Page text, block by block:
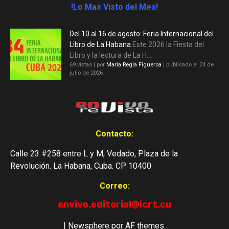
!Lo Mas Visto del Mes!
Del 10 al 16 de agosto: Feria Internacional del
Libro de La Habana Este 2026 la Fiesta del
Libro y la lectura de La H...
69 vistas | por María Regla Figueroa | publicado el 24 de
julio de 2026
Contacto:
Calle 23 #258 entre L y M, Vedado, Plaza de la
Revolución. La Habana, Cuba. CP 10400
Correo:
envivo.editorial@icrt.cu
| Newsphere por AF themes.